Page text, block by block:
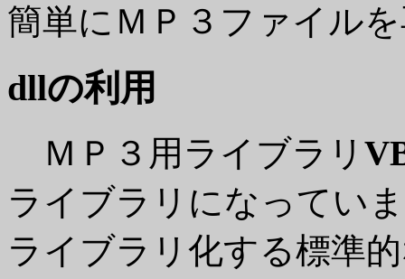
簡単にＭＰ３ファイル
dllの利用
ＭＰ３用ライブラリ
ライブラリになってい
ライブラリ化する標準